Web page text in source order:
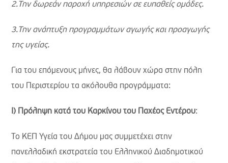
2.Την δωρεάν παροχή υπηρεσιών σε ευπαθείς ομάδες.
3.Την ανάπτυξη προγραμμάτων αγωγής και προαγωγής
της υγείας.
Για του επόμενους μήνες, θα λάβουν χώρα στην πόλη
του Περιστερίου τα ακόλουθα προγράμματα:
Ι) Πρόληψη κατά του Καρκίνου του Παχέος Εντέρου:
Το ΚΕΠ Υγεία του Δήμου μας συμμετέχει στην
πανελλαδική εκστρατεία του Ελληνικού Διαδημοτικού